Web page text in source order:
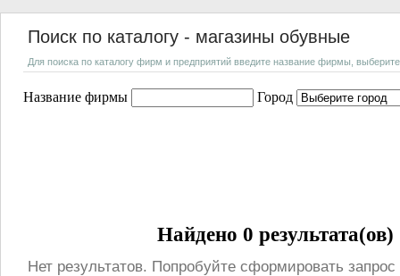
Поиск по каталогу - магазины обувные
Для поиска по каталогу фирм и предприятий введите название фирмы, выберите
Название фирмы Город
Найдено 0 результата(ов)
Нет результатов. Попробуйте сформировать запрос